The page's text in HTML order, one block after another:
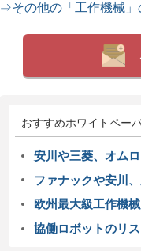
⇒その他の「工作機械」
おすすめホワイトペー
安川や三菱、オム
ファナックや安川
欧州最大級工作機
協働ロボットのリ